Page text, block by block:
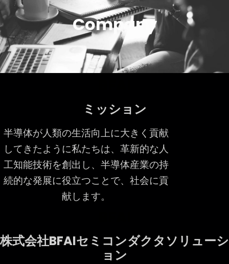
Company
ミッション
半導体が人類の生活向上に大きく貢献
してきたように私たちは、革新的な人
工知能技術を創出し、半導体産業の持
続的な発展に役立つことで、社会に貢
献します。
株式会社BFAIセミコンダクタソリューシ
ョン